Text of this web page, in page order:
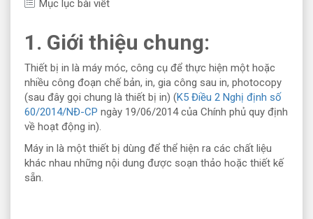
Mục lục bài viết
1. Giới thiệu chung:
Thiết bị in là máy móc, công cụ để thực hiện một hoặc
nhiều công đoạn chế bản, in, gia công sau in, photocopy
(sau đây gọi chung là thiết bị in) (K5 Điều 2 Nghị định số
60/2014/NĐ-CP ngày 19/06/2014 của Chính phủ quy định
về hoạt động in).
Máy in là một thiết bị dùng để thể hiện ra các chất liệu
khác nhau những nội dung được soạn thảo hoặc thiết kế
sẵn.